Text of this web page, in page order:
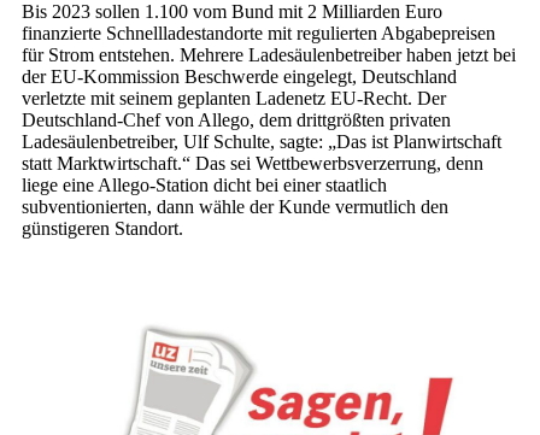
Bis 2023 sollen 1.100 vom Bund mit 2 Milliarden Euro
finanzierte Schnellladestandorte mit regulierten Abgabepreisen
für Strom entstehen. Mehrere Ladesäulenbetreiber haben jetzt bei
der EU-Kommission Beschwerde eingelegt, Deutschland
verletzte mit seinem geplanten Ladenetz EU-Recht. Der
Deutschland-Chef von Allego, dem drittgrößten privaten
Ladesäulenbetreiber, Ulf Schulte, sagte: „Das ist Planwirtschaft
statt Marktwirtschaft.“ Das sei Wettbewerbsverzerrung, denn
liege eine Allego-Station dicht bei einer staatlich
subventionierten, dann wähle der Kunde vermutlich den
günstigeren Standort.